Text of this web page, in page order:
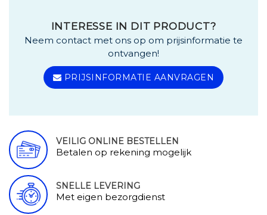
INTERESSE IN DIT PRODUCT?
Neem contact met ons op om prijsinformatie te
ontvangen!
PRIJSINFORMATIE AANVRAGEN
VEILIG ONLINE BESTELLEN
Betalen op rekening mogelijk
SNELLE LEVERING
Met eigen bezorgdienst